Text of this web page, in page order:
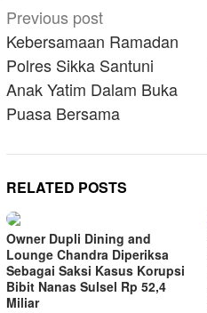
Post
navigation
Previous post
Kebersamaan Ramadan
Polres Sikka Santuni
Anak Yatim Dalam Buka
Puasa Bersama
RELATED POSTS
Owner Dupli Dining and
Lounge Chandra Diperiksa
Sebagai Saksi Kasus Korupsi
Bibit Nanas Sulsel Rp 52,4
Miliar